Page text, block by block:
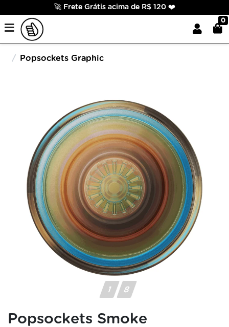
🚀 Frete Grátis acima de R$ 120 ❤️
0
Popsockets Graphic
Popsockets Smoke